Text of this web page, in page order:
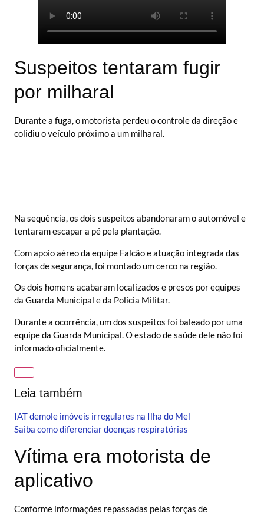
Suspeitos tentaram fugir
por milharal
Durante a fuga, o motorista perdeu o controle da direção e
colidiu o veículo próximo a um milharal.
Na sequência, os dois suspeitos abandonaram o automóvel e
tentaram escapar a pé pela plantação.
Com apoio aéreo da equipe Falcão e atuação integrada das
forças de segurança, foi montado um cerco na região.
Os dois homens acabaram localizados e presos por equipes
da Guarda Municipal e da Polícia Militar.
Durante a ocorrência, um dos suspeitos foi baleado por uma
equipe da Guarda Municipal. O estado de saúde dele não foi
informado oficialmente.
Leia também
IAT demole imóveis irregulares na Ilha do Mel
Saiba como diferenciar doenças respiratórias
Vítima era motorista de
aplicativo
Conforme informações repassadas pelas forças de